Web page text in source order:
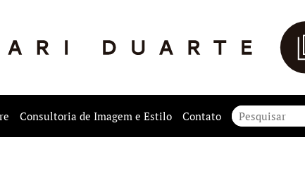
Consultoria de Imagem e Estilo Contato